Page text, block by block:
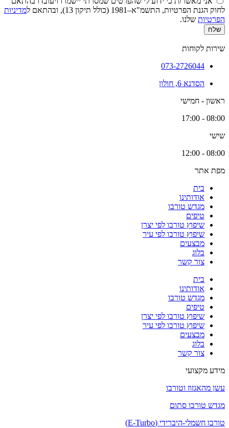
לחוק הגנת הפרטיות, התשמ"א–1981 (כולל תיקון 13), ובהתאם ל
מדיניות
הפרטיות שלנו.
שלח
שירות לקוחות
073-2726044
הסדנא 6, חולון
ראשון - חמישי
08:00 - 17:00
שישי
08:00 - 12:00
מפת אתר
בית
אודותינו
מגדש טורבו
טיפים
שיפוץ טורבו לפי יצרן
שיפוץ טורבו לפי עיר
מבצעים
בלוג
צור קשר
בית
אודותינו
מגדש טורבו
טיפים
שיפוץ טורבו לפי יצרן
שיפוץ טורבו לפי עיר
מבצעים
בלוג
צור קשר
מידע מקצועי
עשן מהאגזוז וטורבו
מגדש טורבו סתום
טורבו חשמלי-היברידי (E-Turbo)